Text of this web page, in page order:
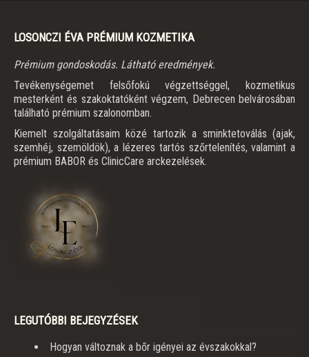
LOSONCZI ÉVA PRÉMIUM KOZMETIKA
Prémium gondoskodás. Látható eredmények.
Tevékenységemet felsőfokú végzettséggel, kozmetikus
mesterként és szakoktatóként végzem, Debrecen belvárosában
található prémium szalonomban.
Kiemelt szolgáltatásaim közé tartozik a sminktetoválás (ajak,
szemhéj, szemöldök), a lézeres tartós szőrtelenítés, valamint a
prémium BABOR és ClinicCare arckezelések.
LEGUTÓBBI BEJEGYZÉSEK
Hogyan változnak a bőr igényei az évszakokkal?